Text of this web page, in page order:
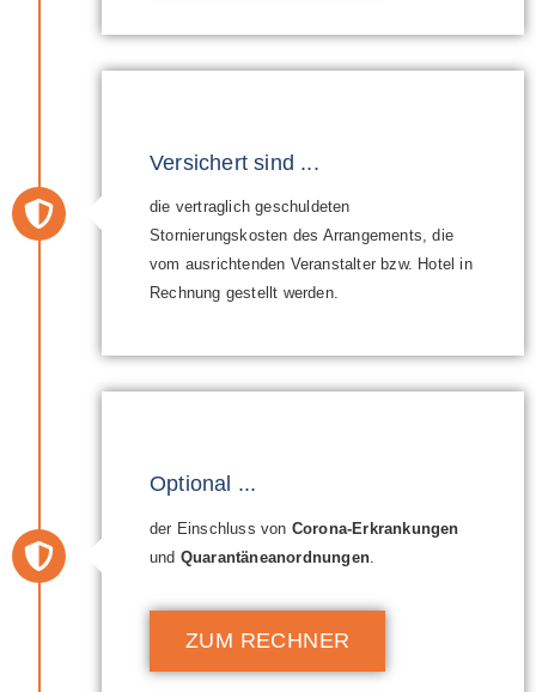
Versichert sind ...
die vertraglich geschuldeten
Stornierungskosten des Arrangements, die
vom ausrichtenden Veranstalter bzw. Hotel in
Rechnung gestellt werden.
Optional ...
der Einschluss von Corona-Erkrankungen
und Quarantäneanordnungen.
ZUM RECHNER